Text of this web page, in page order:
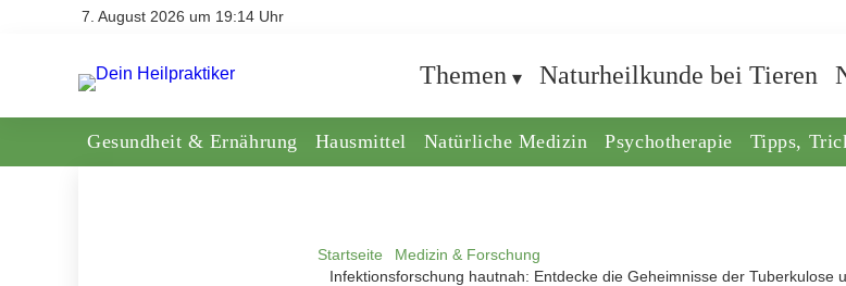
7. August 2026 um 19:14 Uhr
Themen Naturheilkunde bei Tieren
Gesundheit & Ernährung Hausmittel Natürliche Medizin Psychotherapie Tipps,
Startseite
Medizin & Forschung
Infektionsforschung hautnah: Entdecke die Geheimnisse der Tuberkulose